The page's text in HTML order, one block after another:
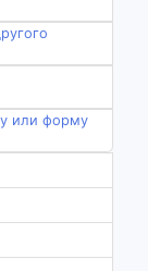
или форму